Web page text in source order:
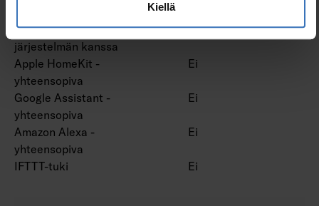
Kiellä
Yhteensopiva Casambi-
järjestelmän kanssa
Ei
Apple HomeKit -
yhteensopiva
Ei
Google Assistant -
yhteensopiva
Ei
Amazon Alexa -
yhteensopiva
Ei
IFTTT-tuki Ei